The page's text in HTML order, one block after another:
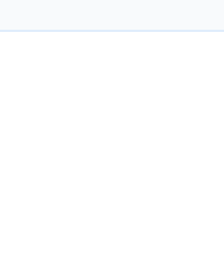
На производствах